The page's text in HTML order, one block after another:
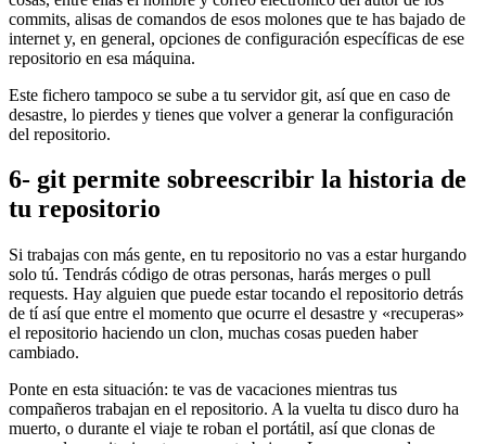
commits, alisas de comandos de esos molones que te has bajado de
internet y, en general, opciones de configuración específicas de ese
repositorio en esa máquina.
Este fichero tampoco se sube a tu servidor git, así que en caso de
desastre, lo pierdes y tienes que volver a generar la configuración
del repositorio.
6- git permite sobreescribir la historia de
tu repositorio
Si trabajas con más gente, en tu repositorio no vas a estar hurgando
solo tú. Tendrás código de otras personas, harás merges o pull
requests. Hay alguien que puede estar tocando el repositorio detrás
de tí así que entre el momento que ocurre el desastre y «recuperas»
el repositorio haciendo un clon, muchas cosas pueden haber
cambiado.
Ponte en esta situación: te vas de vacaciones mientras tus
compañeros trabajan en el repositorio. A la vuelta tu disco duro ha
muerto, o durante el viaje te roban el portátil, así que clonas de